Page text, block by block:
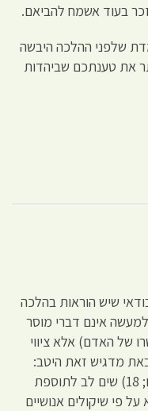
בעוד אשמח להביאם.
שלפני ההלכה היבשה
את טענתכם שביהדות
שיש הוראות בהלכה
אינם דברי מוסר
של האדם) אלא ציווי
מדגיש זאת היטב:
"וְעָשִׂיתָ הַיָּשָׁר וְהַטּוֹב בְּעֵינֵי ה'" (דברים, ו; 18) שים לב לתוספת
פי שיקולים אנושיים